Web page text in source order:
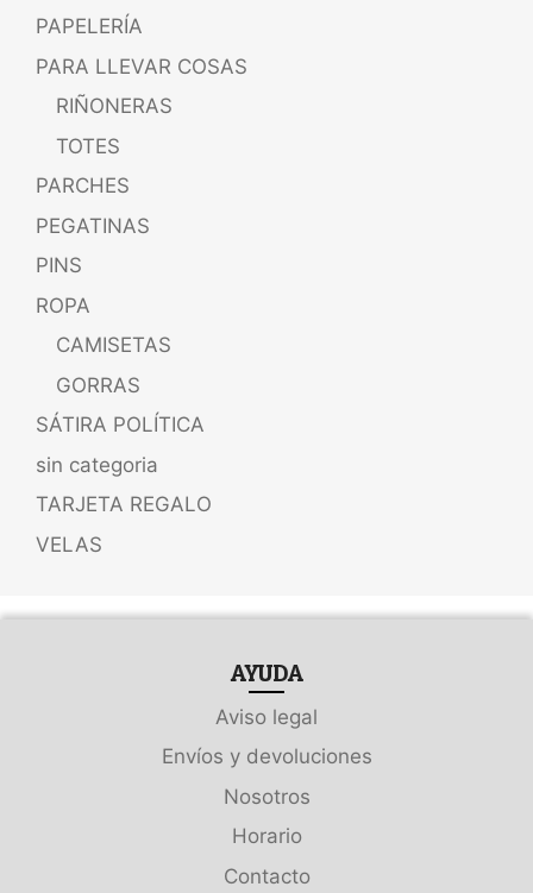
PAPELERÍA
PARA LLEVAR COSAS
RIÑONERAS
TOTES
PARCHES
PEGATINAS
PINS
ROPA
CAMISETAS
GORRAS
SÁTIRA POLÍTICA
sin categoria
TARJETA REGALO
VELAS
AYUDA
Aviso legal
Envíos y devoluciones
Nosotros
Horario
Contacto